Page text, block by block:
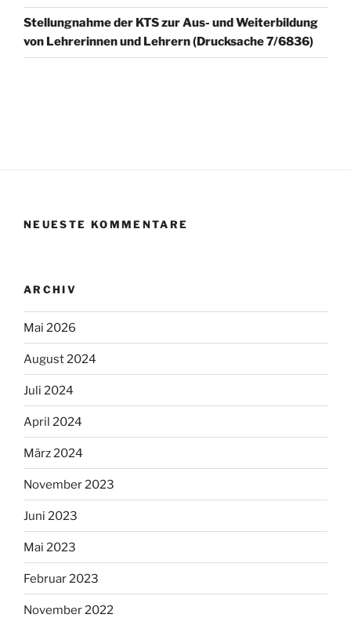
Stellungnahme der KTS zur Aus- und Weiterbildung
von Lehrerinnen und Lehrern (Drucksache 7/6836)
NEUESTE KOMMENTARE
ARCHIV
Mai 2026
August 2024
Juli 2024
April 2024
März 2024
November 2023
Juni 2023
Mai 2023
Februar 2023
November 2022